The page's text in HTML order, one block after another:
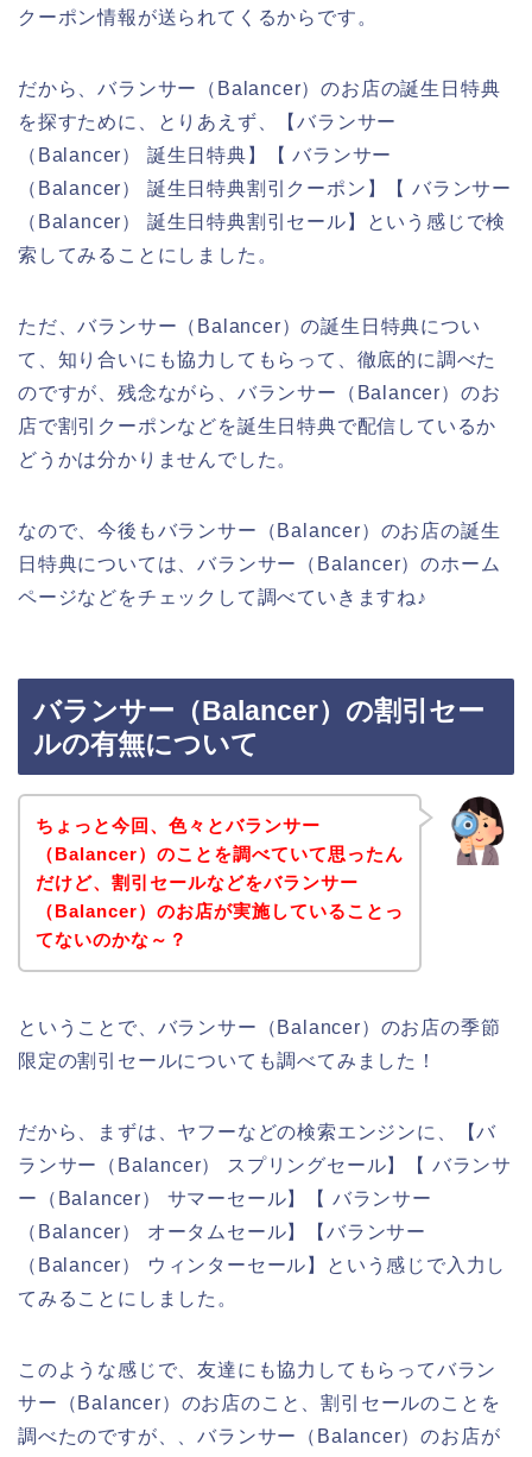
クーポン情報が送られてくるからです。
だから、バランサー（Balancer）のお店の誕生日特典
を探すために、とりあえず、【バランサー
（Balancer） 誕生日特典】【 バランサー
（Balancer） 誕生日特典割引クーポン】【 バランサー
（Balancer） 誕生日特典割引セール】という感じで検
索してみることにしました。
ただ、バランサー（Balancer）の誕生日特典につい
て、知り合いにも協力してもらって、徹底的に調べた
のですが、残念ながら、バランサー（Balancer）のお
店で割引クーポンなどを誕生日特典で配信しているか
どうかは分かりませんでした。
なので、今後もバランサー（Balancer）のお店の誕生
日特典については、バランサー（Balancer）のホーム
ページなどをチェックして調べていきますね♪
バランサー（Balancer）の割引セー
ルの有無について
ちょっと今回、色々とバランサー
（Balancer）のことを調べていて思ったん
だけど、割引セールなどをバランサー
（Balancer）のお店が実施していることっ
てないのかな～？
ということで、バランサー（Balancer）のお店の季節
限定の割引セールについても調べてみました！
だから、まずは、ヤフーなどの検索エンジンに、【バ
ランサー（Balancer） スプリングセール】【 バランサ
ー（Balancer） サマーセール】【 バランサー
（Balancer） オータムセール】【バランサー
（Balancer） ウィンターセール】という感じで入力し
てみることにしました。
このような感じで、友達にも協力してもらってバラン
サー（Balancer）のお店のこと、割引セールのことを
調べたのですが、、バランサー（Balancer）のお店が